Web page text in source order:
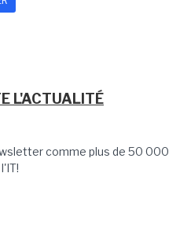
L'ACTUALITÉ
comme plus de 50 000